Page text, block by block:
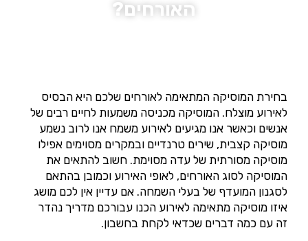
האורחים?
בחירת המוסיקה המתאימה לאורחים שלכם היא הבסיס
לאירוע מוצלח. המוסיקה מכניסה משמעות לחיים רבים של
אנשים וכאשר אנו מגיעים לאירוע משמח אנו לרוב נשמע
מוסיקה קצבית, שירים טרנדיים ובמקרים מסוימים אפילו
מוסיקה מסורתית של עדה מסוימת. חשוב להתאים את
המוסיקה לסוג האורחים, לאופי האירוע וכמובן בהתאם
לסגנון המועדף של בעלי השמחה. אם עדיין אין לכם מושג
איזו מוסיקה מתאימה לאירוע הכנו עבורכם מדריך נהדר
זה עם כמה דברים שכדאי לקחת בחשבון.